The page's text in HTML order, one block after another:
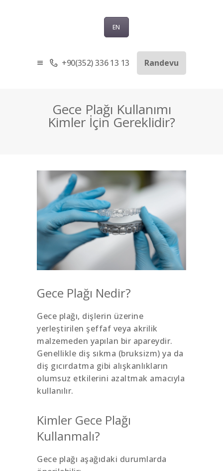
EN
+90(352) 336 13 13 Randevu
Gece Plağı Kullanımı
Kimler İçin Gereklidir?
SAĞLIK TURIZMI
TEDAVILER
TÜRKÇE
Gece Plağı Nedir?
Gece plağı, dişlerin üzerine
yerleştirilen şeffaf veya akrilik
malzemeden yapılan bir apareydir.
Genellikle diş sıkma (bruksizm) ya da
diş gıcırdatma gibi alışkanlıkların
olumsuz etkilerini azaltmak amacıyla
kullanılır.
Kimler Gece Plağı
Kullanmalı?
Gece plağı aşağıdaki durumlarda